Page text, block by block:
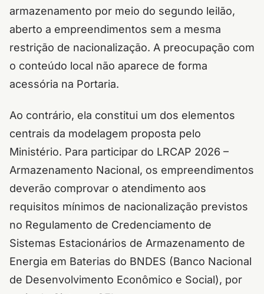
armazenamento por meio do segundo leilão,
aberto a empreendimentos sem a mesma
restrição de nacionalização. A preocupação com
o conteúdo local não aparece de forma
acessória na Portaria.
Ao contrário, ela constitui um dos elementos
centrais da modelagem proposta pelo
Ministério. Para participar do LRCAP 2026 –
Armazenamento Nacional, os empreendimentos
deverão comprovar o atendimento aos
requisitos mínimos de nacionalização previstos
no Regulamento de Credenciamento de
Sistemas Estacionários de Armazenamento de
Energia em Baterias do BNDES (Banco Nacional
de Desenvolvimento Econômico e Social), por